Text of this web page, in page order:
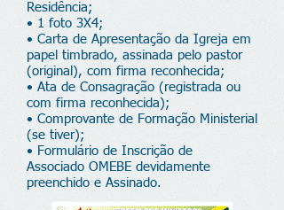
Residência;
• 1 foto 3X4;
• Carta de Apresentação da Igreja em
papel timbrado, assinada pelo pastor
(original), com firma reconhecida;
• Ata de Consagração (registrada ou
com firma reconhecida);
• Comprovante de Formação Ministerial
(se tiver);
• Formulário de Inscrição de
Associado OMEBE devidamente
preenchido e Assinado.